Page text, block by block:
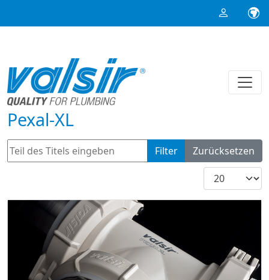
Pexal-XL
Teil des Titels eingeben Filter
Zurücksetzen
Anzeige #